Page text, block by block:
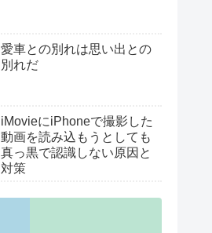
愛車との別れは思い出との
別れだ
iMovieにiPhoneで撮影した
動画を読み込もうとしても
真っ黒で認識しない原因と
対策